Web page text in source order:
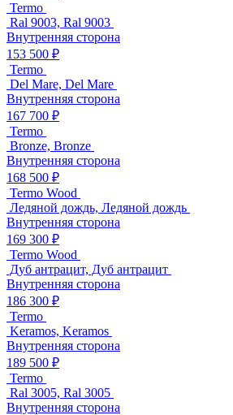
Termo
Ral 9003, Ral 9003
Внутренняя сторона
153 500 ₽
Termo
Del Mare, Del Mare
Внутренняя сторона
167 700 ₽
Termo
Bronze, Bronze
Внутренняя сторона
168 500 ₽
Termo Wood
Ледяной дождь, Ледяной дождь
Внутренняя сторона
169 300 ₽
Termo Wood
Дуб антрацит, Дуб антрацит
Внутренняя сторона
186 300 ₽
Termo
Keramos, Keramos
Внутренняя сторона
189 500 ₽
Termo
Ral 3005, Ral 3005
Внутренняя сторона